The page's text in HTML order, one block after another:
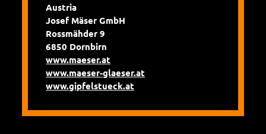
Austria
Josef Mäser GmbH
Rossmähder 9
6850 Dornbirn
www.maeser.at
www.maeser-glaeser.at
www.gipfelstueck.at